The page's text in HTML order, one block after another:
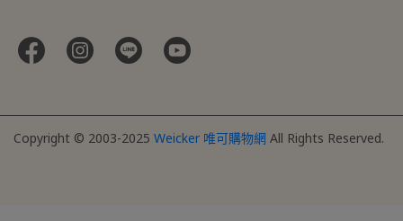
Copyright © 2003-2025 Weicker 唯可購物網 All Rights Reserved.